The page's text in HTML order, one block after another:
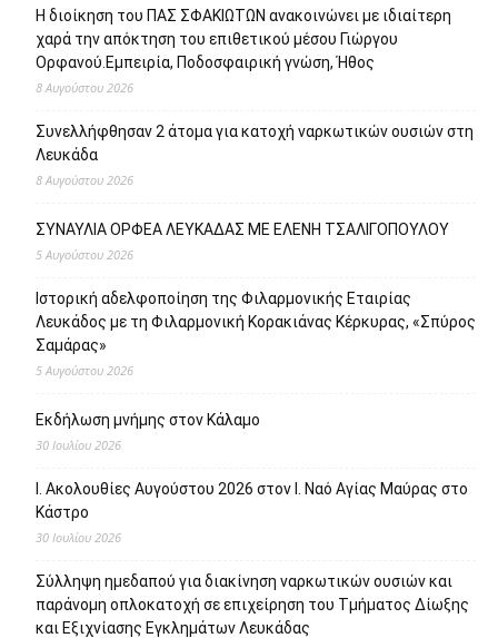
Η διοίκηση του ΠΑΣ ΣΦΑΚΙΩΤΩΝ ανακοινώνει με ιδιαίτερη
χαρά την απόκτηση του επιθετικού μέσου Γιώργου
Ορφανού.Εμπειρία, Ποδοσφαιρική γνώση, Ήθος
8 Αυγούστου 2026
Συνελλήφθησαν 2 άτομα για κατοχή ναρκωτικών ουσιών στη
Λευκάδα
8 Αυγούστου 2026
ΣΥΝΑΥΛΙΑ ΟΡΦΕΑ ΛΕΥΚΑΔΑΣ ΜΕ ΕΛΕΝΗ ΤΣΑΛΙΓΟΠΟΥΛΟΥ
5 Αυγούστου 2026
Ιστορική αδελφοποίηση της Φιλαρμονικής Εταιρίας
Λευκάδος με τη Φιλαρμονική Κορακιάνας Κέρκυρας, «Σπύρος
Σαμάρας»
5 Αυγούστου 2026
Εκδήλωση μνήμης στον Κάλαμο
30 Ιουλίου 2026
Ι. Ακολουθίες Αυγούστου 2026 στον Ι. Ναό Αγίας Μαύρας στο
Κάστρο
30 Ιουλίου 2026
Σύλληψη ημεδαπού για διακίνηση ναρκωτικών ουσιών και
παράνομη οπλοκατοχή σε επιχείρηση του Τμήματος Δίωξης
και Εξιχνίασης Εγκλημάτων Λευκάδας